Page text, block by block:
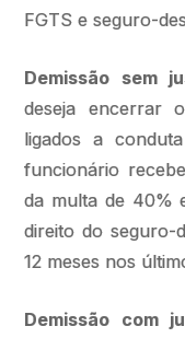
FGTS e seguro-
Demissão sem
deseja encerrar
ligados a
funcionário
da multa de 40%
direito do seguro-
12 meses nos
Demissão com